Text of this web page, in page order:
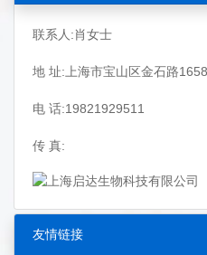
联系人:肖女士
地 址:上海市宝山区金石路
电 话:19821929511
传 真:
友情链接